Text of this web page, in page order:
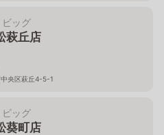
ッグ
萩丘店
央区萩丘4-5-1
ッグ
葵町店